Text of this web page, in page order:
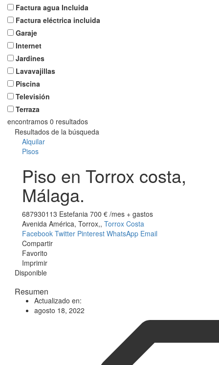
Factura agua Incluida
Factura eléctrica incluida
Garaje
Internet
Jardines
Lavavajillas
Piscina
Televisión
Terraza
encontramos 0 resultados
Resultados de la búsqueda
Alquilar
Pisos
Piso en Torrox costa,
Málaga.
687930113 Estefania 700 € /mes + gastos
Avenida América, Torrox,, Torrox Costa
Facebook Twitter Pinterest WhatsApp Email
Compartir
Favorito
Imprimir
Disponible
Resumen
Actualizado en:
agosto 18, 2022